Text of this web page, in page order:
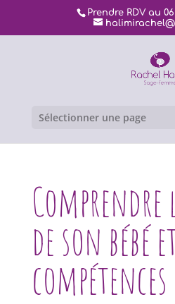
Prendre RDV au
Sélectionner une page
de son bébé
compétences